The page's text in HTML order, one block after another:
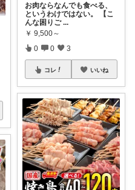
お肉ならなんでも食べる、
というわけではない。 【こ
んな困りご ...
￥ 9,500～
0 0 3
コレ いいね